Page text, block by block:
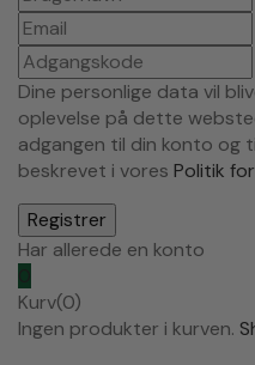
Dine personlige data vil
oplevelse på dette
adgangen til din konto og
beskrevet i vores Politik
Har allerede en konto
Kurv(0)
Ingen produkter i kurven.